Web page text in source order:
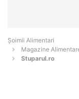
Şoimii Alimentari
Magazine
Stuparul.ro